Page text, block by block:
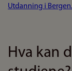
Utdanning i
Hva kan